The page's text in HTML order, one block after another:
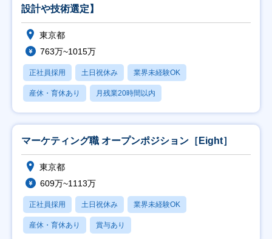
設計や技術選定】
東京都
763万~1015万
正社員採用 土日祝休み 業界未経験OK
産休・育休あり 月残業20時間以内
マーケティング職 オープンポジション［Eight］
東京都
609万~1113万
正社員採用 土日祝休み 業界未経験OK
産休・育休あり 賞与あり